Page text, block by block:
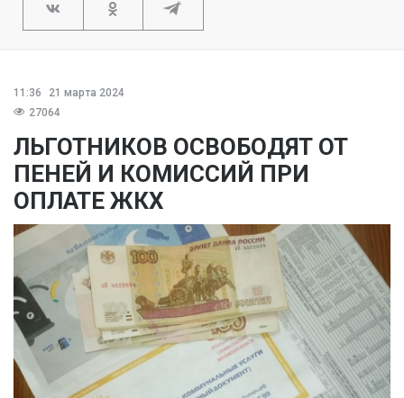
11:36
21 марта 2024
27064
ЛЬГОТНИКОВ ОСВОБОДЯТ ОТ
ПЕНЕЙ И КОМИССИЙ ПРИ
ОПЛАТЕ ЖКХ